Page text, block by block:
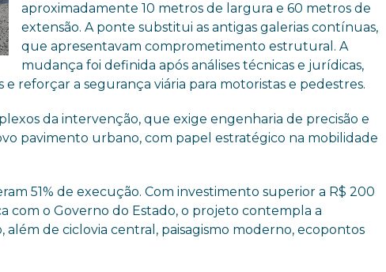
aproximadamente 10 metros de largura e 60 metros de
extensão. A ponte substitui as antigas galerias contínuas,
que apresentavam comprometimento estrutural. A
mudança foi definida após análises técnicas e jurídicas,
reforçar a segurança viária para motoristas e pedestres.
da intervenção, que exige engenharia de precisão e
pavimento urbano, com papel estratégico na mobilidade
51% de execução. Com investimento superior a R$ 200
com o Governo do Estado, o projeto contempla a
além de ciclovia central, paisagismo moderno, ecopontos